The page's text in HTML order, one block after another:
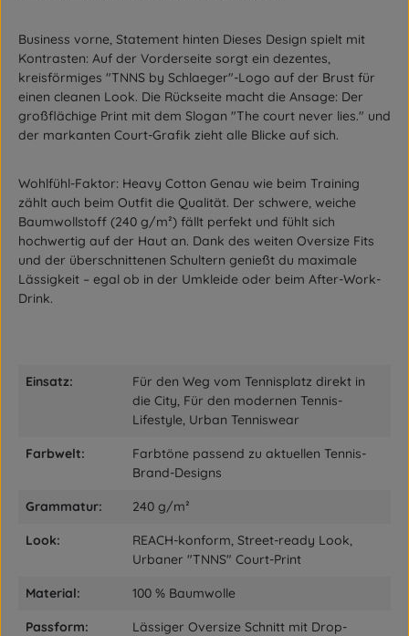
Business vorne, Statement hinten Dieses Design spielt mit
Kontrasten: Auf der Vorderseite sorgt ein dezentes,
kreisförmiges "TNNS by Schlaeger"-Logo auf der Brust für
einen cleanen Look. Die Rückseite macht die Ansage: Der
großflächige Print mit dem Slogan "The court never lies." und
der markanten Court-Grafik zieht alle Blicke auf sich.
Wohlfühl-Faktor: Heavy Cotton Genau wie beim Training
zählt auch beim Outfit die Qualität. Der schwere, weiche
Baumwollstoff (240 g/m²) fällt perfekt und fühlt sich
hochwertig auf der Haut an. Dank des weiten Oversize Fits
und der überschnittenen Schultern genießt du maximale
Lässigkeit – egal ob in der Umkleide oder beim After-Work-
Drink.
Einsatz:
Für den Weg vom Tennisplatz direkt in
die City, Für den modernen Tennis-
Lifestyle, Urban Tenniswear
Farbwelt:
Farbtöne passend zu aktuellen Tennis-
Brand-Designs
Grammatur: 240 g/m²
Look:
REACH-konform, Street-ready Look,
Urbaner "TNNS" Court-Print
Material: 100 % Baumwolle
Passform:
Lässiger Oversize Schnitt mit Drop-